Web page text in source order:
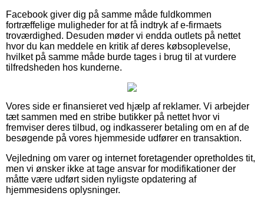
Facebook giver dig på samme måde fuldkommen
fortræffelige muligheder for at få indtryk af e-firmaets
troværdighed. Desuden møder vi endda outlets på nettet
hvor du kan meddele en kritik af deres købsoplevelse,
hvilket på samme måde burde tages i brug til at vurdere
tilfredsheden hos kunderne.
Vores side er finansieret ved hjælp af reklamer. Vi arbejder
tæt sammen med en stribe butikker på nettet hvor vi
fremviser deres tilbud, og indkasserer betaling om en af de
besøgende på vores hjemmeside udfører en transaktion.
Vejledning om varer og internet foretagender opretholdes tit,
men vi ønsker ikke at tage ansvar for modifikationer der
måtte være udført siden nyligste opdatering af
hjemmesidens oplysninger.